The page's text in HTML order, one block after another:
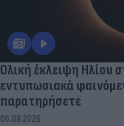
Ολική έκλειψη Ηλίου
εντυπωσιακά
παρατηρήσετε
06.08.2026